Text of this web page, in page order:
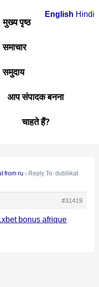
मुख्य पृष्ठ
समाचार
समुदाय
आप संपादक बनना
चाहते हैं?
from ru › Reply To: dubllikat
#31419
bonus afrique
English Hindi